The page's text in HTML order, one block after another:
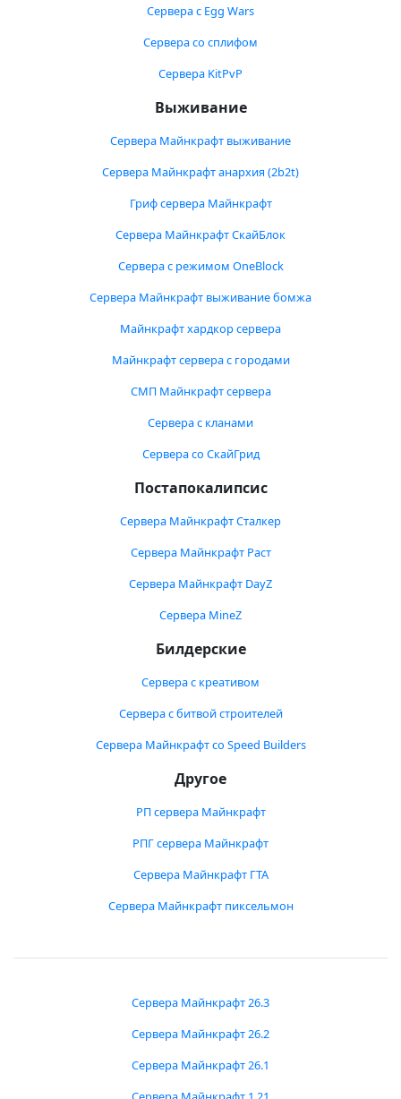
Сервера с Egg Wars
Сервера со сплифом
Сервера KitPvP
Выживание
Сервера Майнкрафт выживание
Сервера Майнкрафт анархия (2b2t)
Гриф сервера Майнкрафт
Сервера Майнкрафт СкайБлок
Сервера с режимом OneBlock
Сервера Майнкрафт выживание бомжа
Майнкрафт хардкор сервера
Майнкрафт сервера с городами
СМП Майнкрафт сервера
Сервера с кланами
Сервера со СкайГрид
Постапокалипсис
Сервера Майнкрафт Сталкер
Сервера Майнкрафт Раст
Сервера Майнкрафт DayZ
Сервера MineZ
Билдерские
Сервера с креативом
Сервера с битвой строителей
Сервера Майнкрафт со Speed Builders
Другое
РП сервера Майнкрафт
РПГ сервера Майнкрафт
Сервера Майнкрафт ГТА
Сервера Майнкрафт пиксельмон
Сервера Майнкрафт 26.3
Сервера Майнкрафт 26.2
Сервера Майнкрафт 26.1